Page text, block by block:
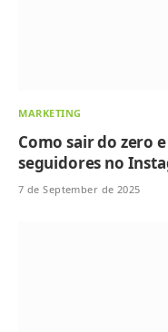
MARKETING
Como sair do zero
seguidores no
7 de September de 2025